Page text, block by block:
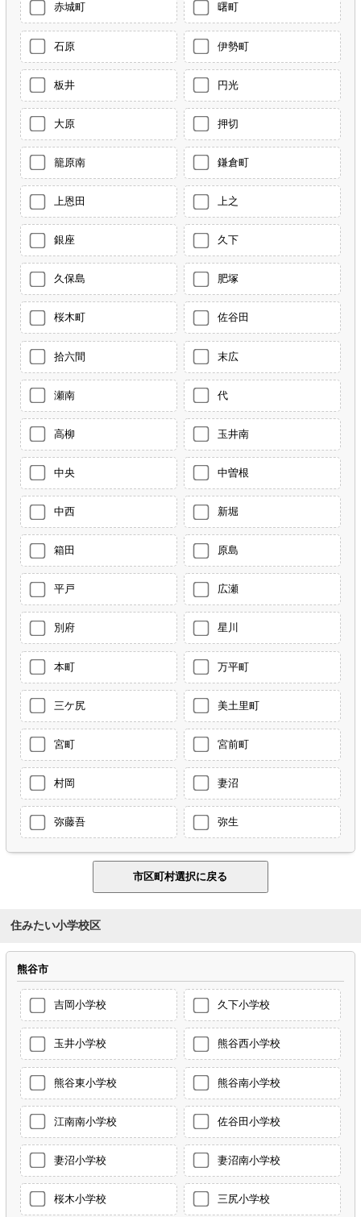
赤城町 曙町
石原 伊勢町
板井 円光
大原 押切
籠原南 鎌倉町
上恩田 上之
銀座 久下
久保島 肥塚
桜木町 佐谷田
拾六間 末広
瀬南 代
高柳 玉井南
中央 中曽根
中西 新堀
箱田 原島
平戸 広瀬
別府 星川
本町 万平町
三ケ尻 美土里町
宮町 宮前町
村岡 妻沼
弥藤吾 弥生
住みたい小学校区
熊谷市
吉岡小学校 久下小学校
玉井小学校 熊谷西小学校
熊谷東小学校 熊谷南小学校
江南南小学校 佐谷田小学校
妻沼小学校 妻沼南小学校
桜木小学校 三尻小学校